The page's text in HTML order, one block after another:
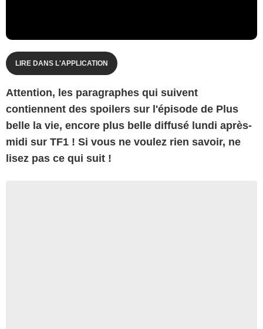
LIRE DANS L'APPLICATION
Attention, les paragraphes qui suivent
contiennent des spoilers sur l'épisode de Plus
belle la vie, encore plus belle diffusé lundi après-
midi sur TF1 ! Si vous ne voulez rien savoir, ne
lisez pas ce qui suit !